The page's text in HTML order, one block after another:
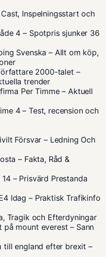
Inspelningsstart och
4 – Spotpris sjunker 36
Svenska – Allt om köp,
2000-talet –
trender
Per Timme – Aktuell
4 – Test, recension och
Försvar – Ledning Och
– Fakta, Råd &
– Prisvärd Prestanda
Idag – Praktisk Trafikinfo
Tragik och Efterdyningar
på mount everest – Sann
till england efter brexit –